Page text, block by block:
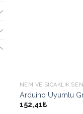
NEM VE SICAKLIK
Arduino Uyumlu
152,41₺